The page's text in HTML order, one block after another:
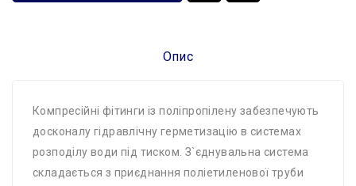
Опис
Компресійні фітинги із поліпропілену забезпечують
досконалу гідравлічну герметизацію в системах
розподілу води під тиском. З`єднувальна система
складається з приєднання поліетиленової труби